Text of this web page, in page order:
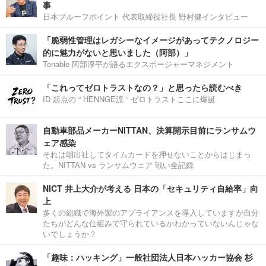
事
日本プルーフポイント 代表取締役社長 野村健インタビュー
「脆弱性管理はレガシーなイメージがあってテクノロジー
的に魅力がないと思いました（阿部）」
Tenable 阿部淳平が語るエクスポージャーマネジメント
「これってゼロトラストなの？」と思ったら読むべき
ID 起点の “ HENNGE流 ” ゼロトラストここに爆誕
自動車部品メーカーNITTAN、決算開示目前にランサムウ
ェア感染
それは朝出社してタイムカードを押せないことからはじまっ
た。NITTAN vs ランサムウェア 戦い全記録
NICT 井上大介が考える 日本の「セキュリティ自給率」向
上
多くの組織で海外製のアプライアンスを導入していますが自分
たちがどんな仕組みで守られているかわかっていないんじゃな
いでしょうか？
「趣味：ハッキング」一般社団法人日本ハッカー協会 杉